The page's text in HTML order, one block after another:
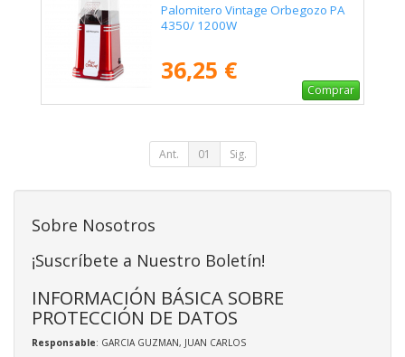
Palomitero Vintage Orbegozo PA
4350/ 1200W
36,25 €
Comprar
Ant. 01 Sig.
Sobre Nosotros
¡Suscríbete a Nuestro Boletín!
INFORMACIÓN BÁSICA SOBRE
PROTECCIÓN DE DATOS
Responsable: GARCIA GUZMAN, JUAN CARLOS